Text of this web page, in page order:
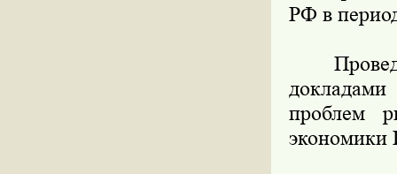
РФ в
проблем
экономики